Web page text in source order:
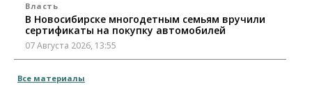
Власть
В Новосибирске многодетным семьям вручили
сертификаты на покупку автомобилей
07 Августа 2026, 13:55
Треть автовладельцев в Новосибирской области
Все материалы